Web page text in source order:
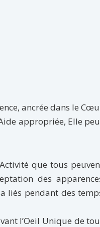
ancrée dans le
appropriée, Elle
que tous
des
liés pendant des
l’Oeil Unique de